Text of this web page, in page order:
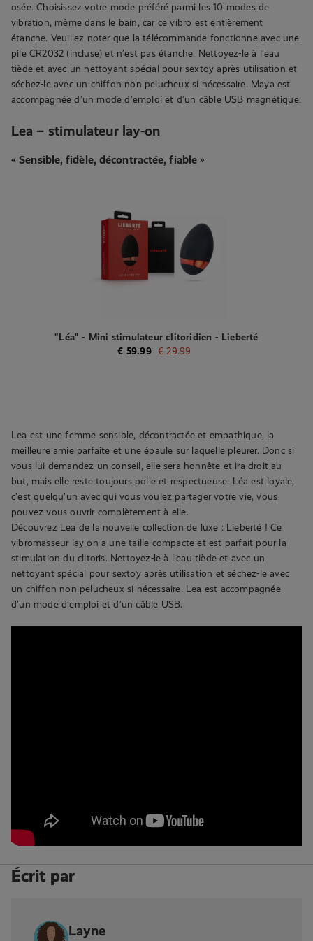
osée. Choisissez votre mode préféré parmi les 10 modes de
vibration, même dans le bain, car ce vibro est entièrement
étanche. Veuillez noter que la télécommande fonctionne avec une
pile CR2032 (incluse) et n’est pas étanche. Nettoyez-le à l’eau
tiède et avec un nettoyant spécial pour sextoy après utilisation et
séchez-le avec un chiffon non pelucheux si nécessaire. Maya est
accompagnée d’un mode d’emploi et d’un câble USB magnétique.
Lea – stimulateur lay-on
« Sensible, fidèle, décontractée, fiable »
"Léa" - Mini stimulateur clitoridien - Lieberté
€59.99 € 29.99
Lea est une femme sensible, décontractée et empathique, la
meilleure amie parfaite et une épaule sur laquelle pleurer. Donc si
vous lui demandez un conseil, elle sera honnête et ira droit au
but, mais elle reste toujours polie et respectueuse. Léa est loyale,
c’est quelqu’un avec qui vous voulez partager votre vie, vous
pouvez vous ouvrir complètement à elle.
Découvrez Lea de la nouvelle collection de luxe : Lieberté ! Ce
vibromasseur lay-on a une taille compacte et est parfait pour la
stimulation du clitoris. Nettoyez-le à l’eau tiède et avec un
nettoyant spécial pour sextoy après utilisation et séchez-le avec
un chiffon non pelucheux si nécessaire. Lea est accompagnée
d’un mode d’emploi et d’un câble USB.
Écrit par
Layne